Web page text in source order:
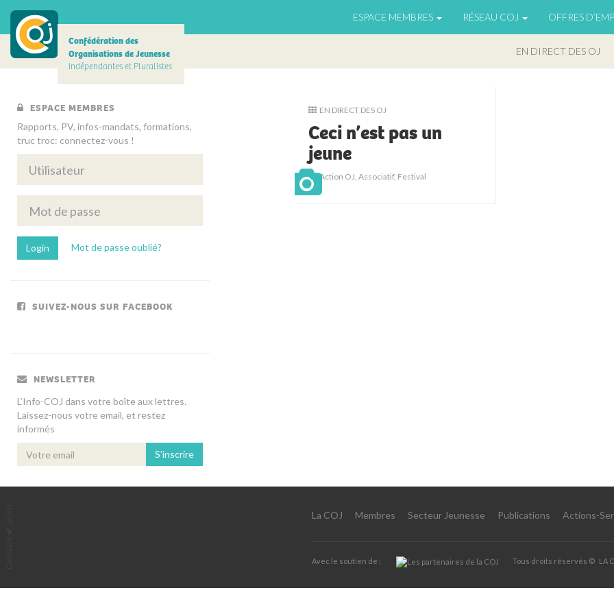
ESPACE MEMBRES RÉSEAU COJ OFFRES
Confédération des
Organisations de Jeunesse
Indépendantes et Pluralistes
EN DIRECT DES OJ
EN DIRECT DES OJ
Ceci n’est pas un
jeune
Action OJ ,Associatif, Festival
ESPACE MEMBRES
Rapports, PV, infos-mandats, formations,
truc troc: connectez-vous !
Mot de passe oublié?
SUIVEZ-NOUS SUR FACEBOOK
NEWSLETTER
L’Info-COJ dans votre boîte aux lettres.
Laissez-nous votre email, et restez
informés
S'inscrire
La COJ Membres Secteur Jeunesse Publications Actions-
Avec le soutien de : Tous droits réservés © LA